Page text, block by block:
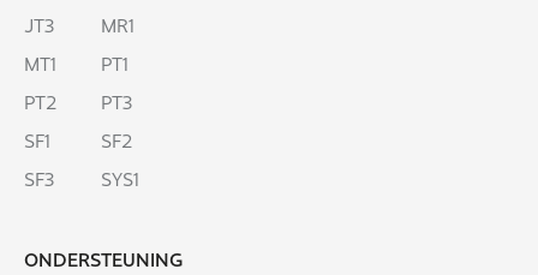
JT3
MR1
MT1
PT1
PT2
PT3
SF1
SF2
SF3
SYS1
ONDERSTEUNING